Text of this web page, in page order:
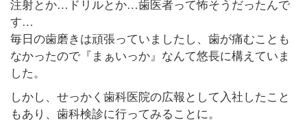
注射とか…ドリルとか…歯医者って怖そうだったんで
す…
毎日の歯磨きは頑張っていましたし、歯が痛むことも
なかったので『まぁいっか』なんて悠長に構えていま
した。
しかし、せっかく歯科医院の広報として入社したこと
もあり、歯科検診に行ってみることに。